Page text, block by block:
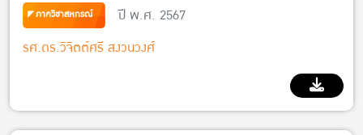
ภาควิชาสหกรณ์
ปี พ.ศ. 2567
รศ.ดร.วิจิตต์ศรี สงวนวงศ์